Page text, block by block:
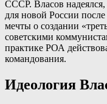
СССР. Власов надеялся,
для новой России
мечты о создании
советскими
практике РОА
командования.
Идеология